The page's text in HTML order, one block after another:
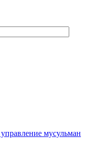
мусульман